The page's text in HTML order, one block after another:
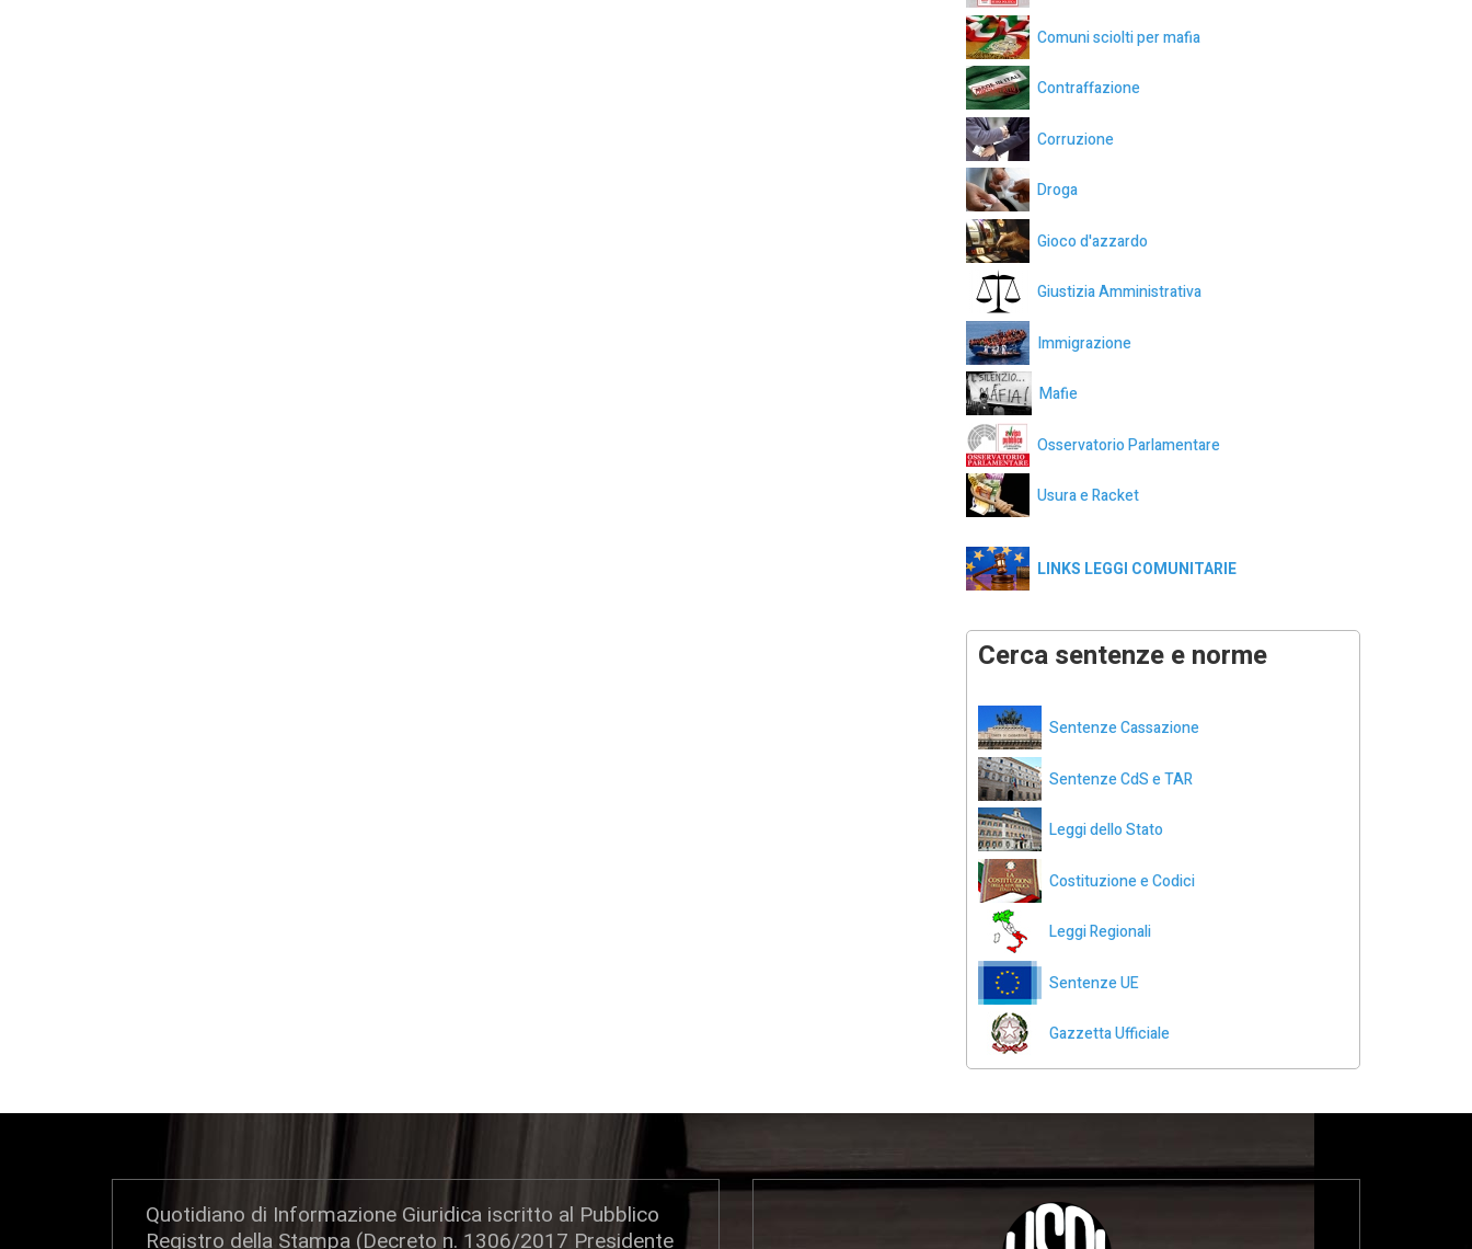
Comuni sciolti per mafia
Contraffazione
Corruzione
Droga
Gioco d'azzardo
Giustizia Amministrativa
Immigrazione
Mafie
Osservatorio Parlamentare
Usura e Racket
LINKS LEGGI COMUNITARIE
Cerca sentenze e norme
Sentenze Cassazione
Sentenze CdS e TAR
Leggi dello Stato
Costituzione e Codici
Leggi Regionali
Sentenze UE
Gazzetta Ufficiale
Quotidiano di Informazione Giuridica iscritto al Pubblico
Registro della Stampa (Decreto n. 1306/2017 Presidente